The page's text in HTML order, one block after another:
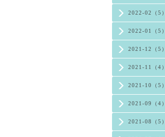
2022-02（5）
2022-01（5）
2021-12（5）
2021-11（4）
2021-10（5）
2021-09（4）
2021-08（5）